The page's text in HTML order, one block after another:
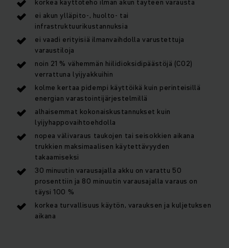
korkea käyttöteho ilman akun täyteen varausta
ei akun ylläpito-, huolto- tai
infrastruktuurikustannuksia
ei vaadi erityisiä ilmanvaihdolla varustettuja
varaustiloja
noin 21 % vähemmän hiilidioksidipäästöjä (CO2)
verrattuna lyijyakkuihin
kolme kertaa pidempi käyttöikä kuin perinteisillä
energian varastointijärjestelmillä
alhaisemmat kokonaiskustannukset kuin
lyijyhappovaihtoehdolla
nopea välivaraus taukojen tai seisokkien aikana
trukkien maksimaalisen käytettävyyden
takaamiseksi
30 minuutin varausajalla akku on varattu 50
prosenttiin ja 80 minuutin varausajalla varaus on
täysi 100 %
korkea turvallisuus käytön, varauksen ja kuljetuksen
aikana